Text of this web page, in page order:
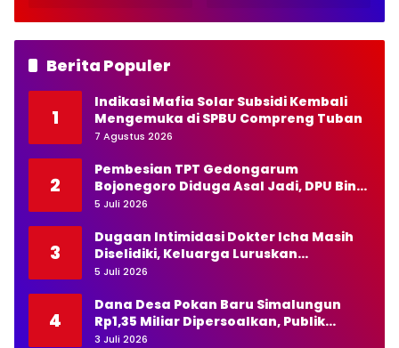
Berita Populer
1
Indikasi Mafia Solar Subsidi Kembali
Mengemuka di SPBU Compreng Tuban
7 Agustus 2026
2
Pembesian TPT Gedongarum
Bojonegoro Diduga Asal Jadi, DPU Bina
Marga Diminta Bertindak Tegas
5 Juli 2026
3
Dugaan Intimidasi Dokter Icha Masih
Diselidiki, Keluarga Luruskan
Pernyataan Kapolda NTT
5 Juli 2026
4
Dana Desa Pokan Baru Simalungun
Rp1,35 Miliar Dipersoalkan, Publik
Pertanyakan Transparansi Kades
3 Juli 2026